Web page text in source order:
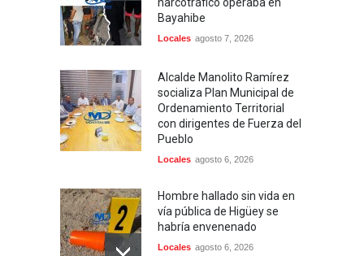
narcotráfico operaba en
Bayahibe
Locales agosto 7, 2026
Alcalde Manolito Ramírez
socializa Plan Municipal de
Ordenamiento Territorial
con dirigentes de Fuerza del
Pueblo
Locales agosto 6, 2026
Hombre hallado sin vida en
vía pública de Higüey se
habría envenenado
Locales agosto 6, 2026